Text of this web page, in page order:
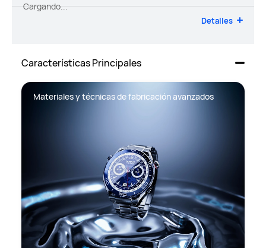
Cargando...
Detalles
Características Principales
Materiales y técnicas de fabricación avanzados